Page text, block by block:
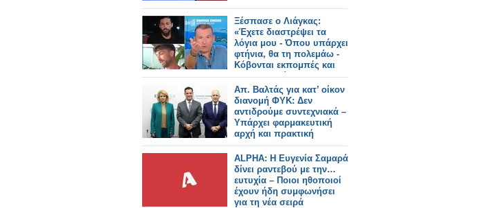
Ξέσπασε ο Λιάγκας:
«Έχετε διαστρέψει τα
λόγια μου - Όπου υπάρχει
φτήνια, θα τη πολεμάω -
Κόβονται εκπομπές και
δεν αντικαθίστανται
Απ. Βαλτάς για κατ’ οίκον
διανομή ΦΥΚ: Δεν
αντιδρούμε συντεχνιακά –
Υπάρχει φαρμακευτική
αρχή και πρακτική
ALPHA: Η Ευγενία Σαμαρά
δίνει ραντεβού με την…
ευτυχία – Ποιοι ηθοποιοί
έχουν ήδη συμφωνήσει
για τη νέα σειρά